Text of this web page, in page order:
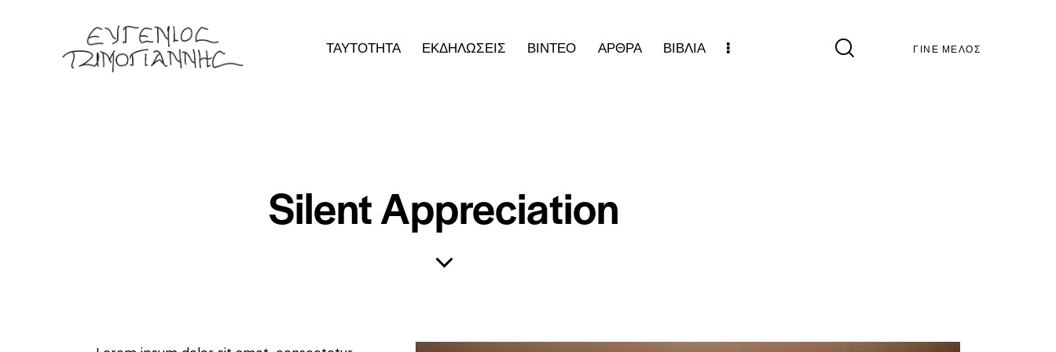
ΤΑΥΤΟΤΗΤΑ ΕΚΔΗΛΩΣΕΙΣ ΒΙΝΤΕΟ ΑΡΘΡΑ ΒΙΒΛΙΑ ΓΙΝΕ ΜΕΛΟΣ
Silent Appreciation